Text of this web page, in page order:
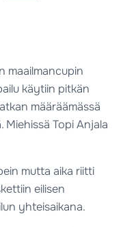
maailmancupin
käytiin pitkän
määräämässä
Topi Anjala
mutta aika riitti
eilisen
yhteisaikana.